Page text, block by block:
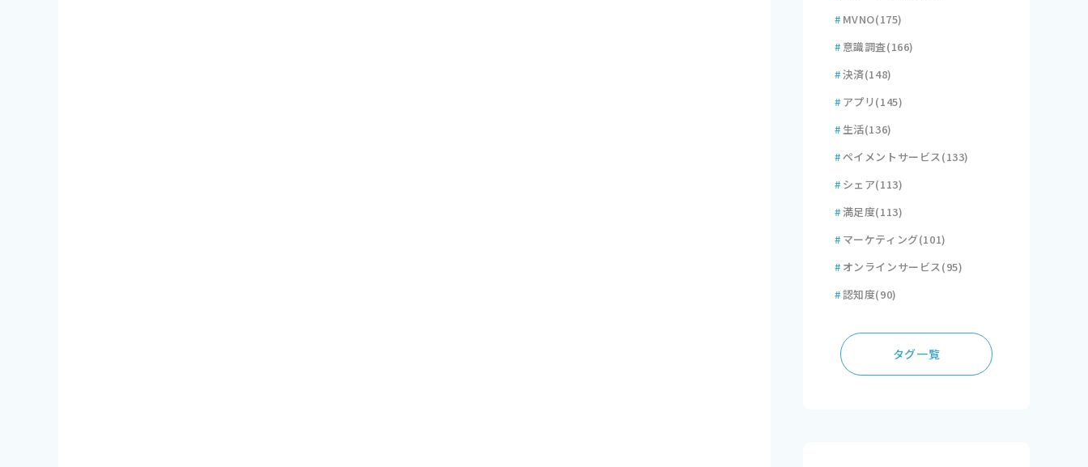
# MVNO(175)
# 意識調査(166)
#決済(148)
# アプリ(145)
# 生活(136)
#ペイメントサービス(133)
# シェア(113)
#満足度(113)
# マーケティング(101)
# オンラインサービス(95)
#認知度(90)
タグ一覧